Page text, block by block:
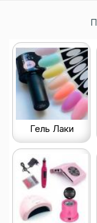
Гель Лаки